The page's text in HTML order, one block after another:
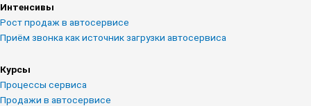
r
a
e
Интенсивы
Рост продаж в автосервисе
Приём звонка как источник загрузки автосервиса
Курсы
Процессы сервиса
Продажи в автосервисе